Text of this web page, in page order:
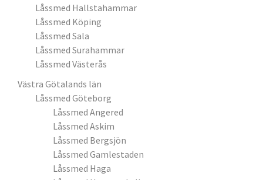
Låssmed Hallstahammar
Låssmed Köping
Låssmed Sala
Låssmed Surahammar
Låssmed Västerås
Västra Götalands län
Låssmed Göteborg
Låssmed Angered
Låssmed Askim
Låssmed Bergsjön
Låssmed Gamlestaden
Låssmed Haga